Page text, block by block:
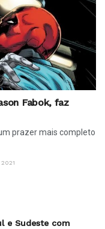
Fabok, faz
prazer mais completo
e Sudeste com